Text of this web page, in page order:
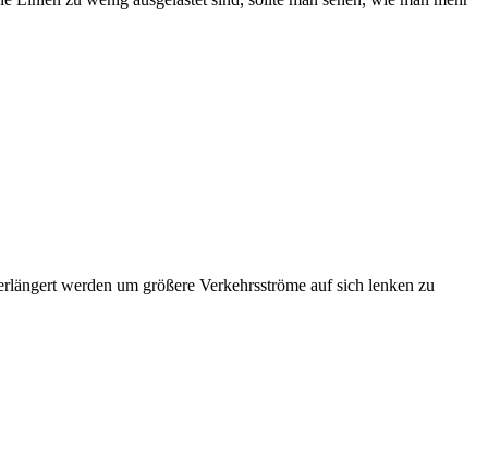
werden um größere Verkehrsströme auf sich lenken zu